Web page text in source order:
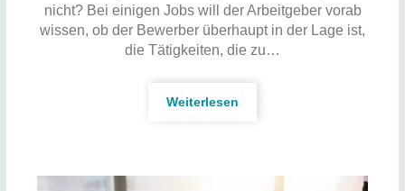
nicht? Bei einigen Jobs will der Arbeitgeber vorab
wissen, ob der Bewerber überhaupt in der Lage ist,
die Tätigkeiten, die zu…
Weiterlesen